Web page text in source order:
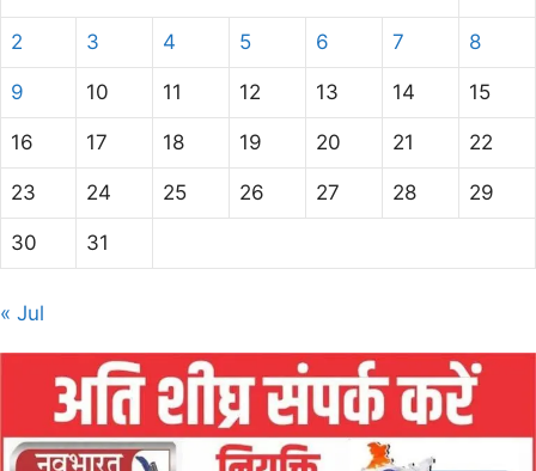
2 3 4 5 6 7 8
9 10 11 12 13 14 15
16 17 18 19 20 21 22
23 24 25 26 27 28 29
30 31
« Jul